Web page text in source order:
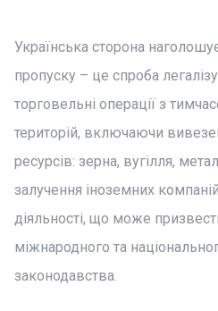
Українська сторона
пропуску – це спроба
торговельні операції з
територій, включаючи
ресурсів: зерна, вугілля,
залучення іноземних
діяльності, що може
міжнародного та
законодавства.